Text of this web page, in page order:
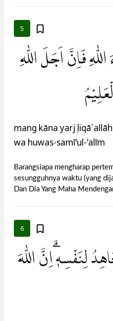
5
فَاِنَّ اَجَلَ اللّٰهِ
mang kāna yarjụ
wa huwas-samī'ul-'alīm
Barangsiapa mengharap
sesungguhnya waktu (yang
Dan Dia Yang Maha
6
لِنَفْسِهٖ ۗاِنَّ اللّٰهَ